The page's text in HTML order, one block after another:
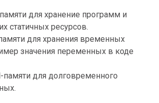
для хранение программ и
статичных ресурсов.
для хранения временных
значения переменных в коде
памяти для долговременного